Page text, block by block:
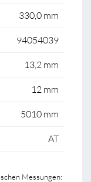
330,0 mm
94054039
13,2 mm
12 mm
5010 mm
AT
Messungen: